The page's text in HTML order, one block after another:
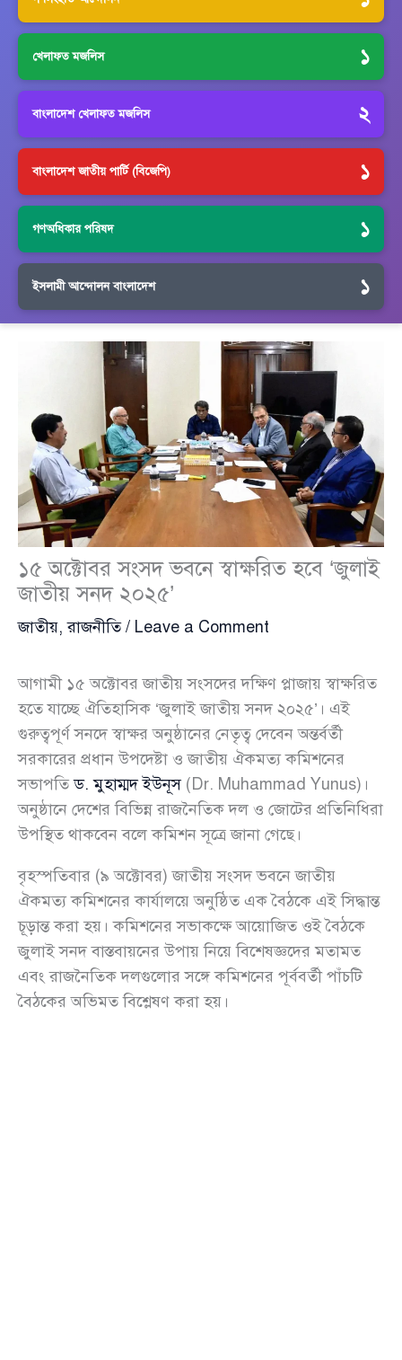
খেলাফত মজলিস ১
বাংলাদেশ খেলাফত মজলিস ২
বাংলাদেশ জাতীয় পার্টি (বিজেপি) ১
গণঅধিকার পরিষদ ১
ইসলামী আন্দোলন বাংলাদেশ ১
১৫ অক্টোবর সংসদ ভবনে স্বাক্ষরিত হবে ‘জুলাই
জাতীয় সনদ ২০২৫’
জাতীয়,রাজনীতি/ Leave a Comment
আগামী ১৫ অক্টোবর জাতীয় সংসদের দক্ষিণ প্লাজায় স্বাক্ষরিত
হতে যাচ্ছে ঐতিহাসিক ‘জুলাই জাতীয় সনদ ২০২৫’। এই
গুরুত্বপূর্ণ সনদে স্বাক্ষর অনুষ্ঠানের নেতৃত্ব দেবেন অন্তর্বর্তী
সরকারের প্রধান উপদেষ্টা ও জাতীয় ঐকমত্য কমিশনের
সভাপতিড. মুহাম্মদ ইউনূস(Dr. Muhammad Yunus)।
অনুষ্ঠানে দেশের বিভিন্ন রাজনৈতিক দল ও জোটের প্রতিনিধিরা
উপস্থিত থাকবেন বলে কমিশন সূত্রে জানা গেছে।
বৃহস্পতিবার (৯ অক্টোবর) জাতীয় সংসদ ভবনে জাতীয়
ঐকমত্য কমিশনের কার্যালয়ে অনুষ্ঠিত এক বৈঠকে এই সিদ্ধান্ত
চূড়ান্ত করা হয়। কমিশনের সভাকক্ষে আয়োজিত ওই বৈঠকে
জুলাই সনদ বাস্তবায়নের উপায় নিয়ে বিশেষজ্ঞদের মতামত
এবং রাজনৈতিক দলগুলোর সঙ্গে কমিশনের পূর্ববর্তী পাঁচটি
বৈঠকের অভিমত বিশ্লেষণ করা হয়।